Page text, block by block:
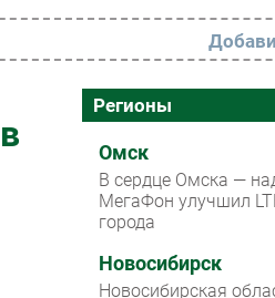
РАЗДЕЛЫ
Новости
Аналитика
Интервью
Мероприятия
Регионы
Омск
В сердце Омска —
МегаФон улучшил
города
Новосибирск
Новосибирская